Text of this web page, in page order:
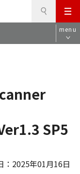
メ
ニ
ュ
menu
SP5
：2025年01月16日